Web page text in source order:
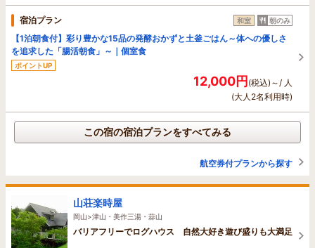
宿泊プラン 和室 朝のみ
【1泊朝食付】彩り豊かな15品の発酵おかずと土釜ごはん～体への優しさ
を追求した「腸活朝食」～｜個室食
ポイントUP
12,000円(税込)～/ 人
(大人2名利用時)
この宿の宿泊プランをすべてみる
航空券付プランから探す
山荘楽時屋
岡山>津山・美作三湯・蒜山
バリアフリーでログハウス 自然大好き遊び盛りも大満足